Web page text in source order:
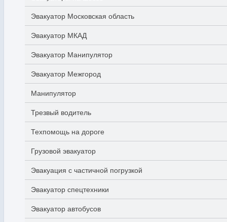
Эвакуатор Московская область
Эвакуатор МКАД
Эвакуатор Манипулятор
Эвакуатор Межгород
Манипулятор
Трезвый водитель
Техпомощь на дороге
Грузовой эвакуатор
Эвакуация с частичной погрузкой
Эвакуатор спецтехники
Эвакуатор автобусов